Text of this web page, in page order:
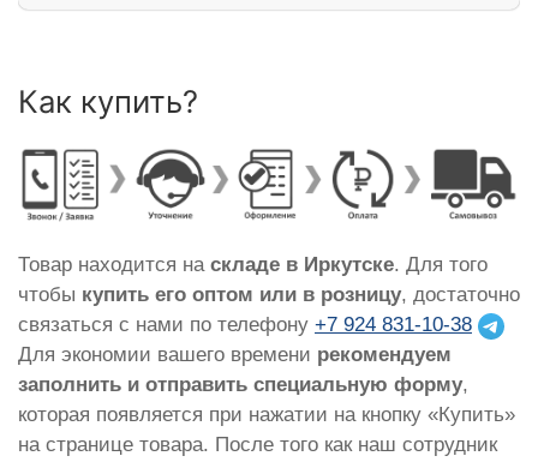
Как купить?
Товар находится на складе в Иркутске. Для того
чтобы купить его оптом или в розницу, достаточно
связаться с нами по телефону +7 924 831-10-38
Для экономии вашего времени рекомендуем
заполнить и отправить специальную форму,
которая появляется при нажатии на кнопку «Купить»
на странице товара. После того как наш сотрудник